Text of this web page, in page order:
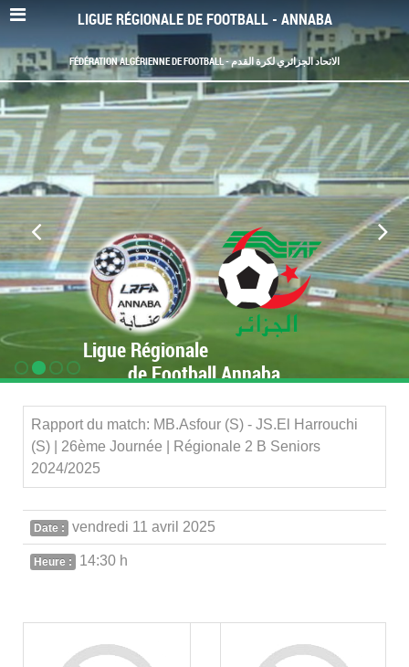
LIGUE RÉGIONALE DE FOOTBALL - ANNABA
FÉDÉRATION ALGÉRIENNE DE FOOTBALL - الاتحاد الجزائري لكرة القدم
Ligue Régionale
de Football Annaba
Rapport du match: MB.Asfour (S) - JS.El Harrouchi
(S) | 26ème Journée | Régionale 2 B Seniors
2024/2025
Date : vendredi 11 avril 2025
Heure : 14:30 h